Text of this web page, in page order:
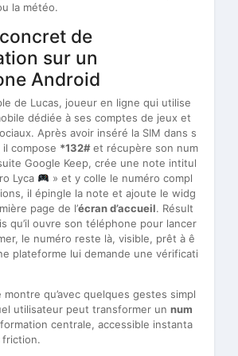
la météo.
de
sur un
Android
de Lucas, joueur en ligne qui utilise
dédiée à ses comptes de jeux et
Après avoir inséré la SIM dans s
compose *132#et récupère son num
Google Keep, crée une note intitul
Lyca
» et y colle le numéro compl
il épingle la note et ajoute le widg
page de l’écran d’accueil. Résult
qu’il ouvre son téléphone pour lancer
le numéro reste là, visible, prêt à ê
plateforme lui demande une vérificati
qu’avec quelques gestes simpl
utilisateur peut transformer un num
centrale, accessible instanta
friction.